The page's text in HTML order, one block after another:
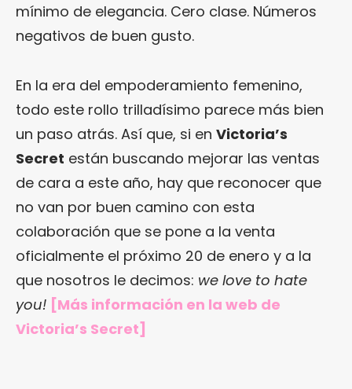
mínimo de elegancia. Cero clase. Números
negativos de buen gusto.
En la era del empoderamiento femenino,
todo este rollo trilladísimo parece más bien
un paso atrás. Así que, si en Victoria’s
Secret están buscando mejorar las ventas
de cara a este año, hay que reconocer que
no van por buen camino con esta
colaboración que se pone a la venta
oficialmente el próximo 20 de enero y a la
que nosotros le decimos: we love to hate
you! [Más información en la web de
Victoria’s Secret]